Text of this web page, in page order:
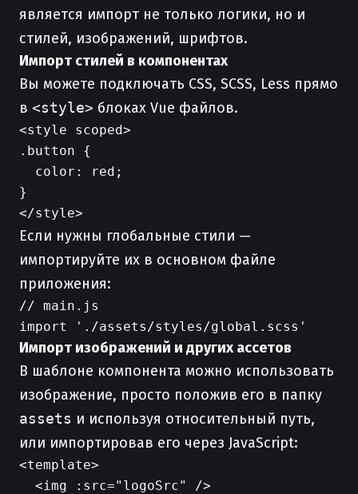
является импорт не только логики, но и
стилей, изображений, шрифтов.
Импорт стилей в компонентах
Вы можете подключать CSS, SCSS, Less прямо
в <style> блоках Vue файлов.
<style scoped>
.button {
  color: red;
}
Если нужны глобальные стили —
импортируйте их в основном файле
приложения:
// main.js
Импорт изображений и других ассетов
В шаблоне компонента можно использовать
изображение, просто положив его в папку
assets и используя относительный путь,
или импортировав его через JavaScript:
<template>
  <img :src="logoSrc" />